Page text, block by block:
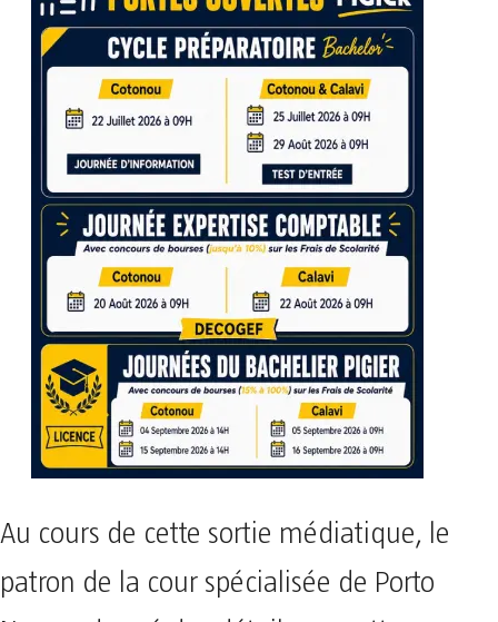
Au cours de cette sortie médiatique, le
patron de la cour spécialisée de Porto